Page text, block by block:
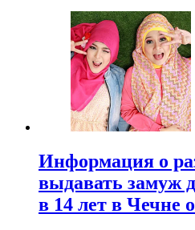
Информация о
выдавать замуж
в 14 лет в Чечне